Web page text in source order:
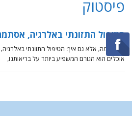
פיסטוק
הטיפול התזונתי באלרגיה,
לא רק מה, אלא גם איך: הטיפול התזונתי
אוכלים הוא הגורם המשפיע ביותר על בריאותנו,